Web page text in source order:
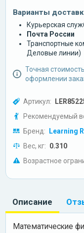
Варианты
Курьерская
Почта России
Транспортные
Деловые линии)
Точная
оформлении
Артикул:
Рекомендуемый
Бренд: Learning
Вес, кг: 0.310
Возрастное
Описание
Математические